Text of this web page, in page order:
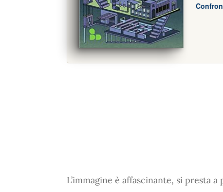
L’immagine è affascinante, si presta